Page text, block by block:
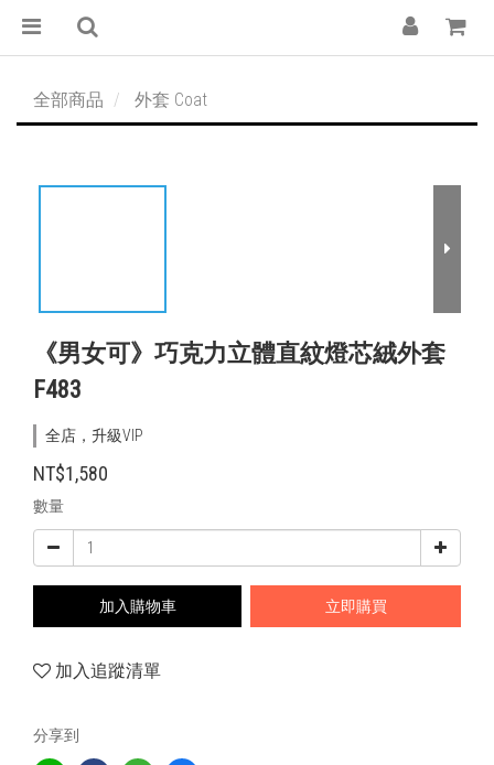
全部商品 外套 Coat
《男女可》巧克力立體直紋燈芯絨外套
F483
全店，升級VIP
NT$1,580
數量
加入購物車 立即購買
加入追蹤清單
分享到